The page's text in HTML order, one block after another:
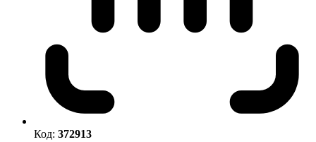
Код: 372913